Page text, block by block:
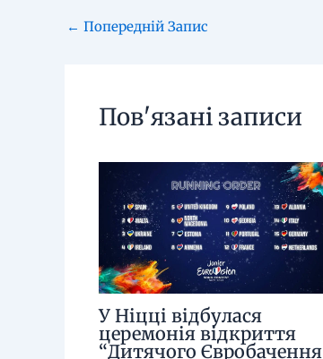
← Попередній Запис
Пов'язані записи
У Ніцці відбулася
церемонія відкриття
“Дитячого Євробачення